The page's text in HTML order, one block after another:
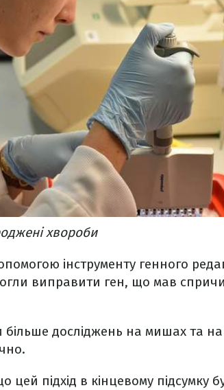
хвороби
інструменту генного
виправити ген, що мав
більше досліджень на мишах та
підхід в кінцевому підсумку